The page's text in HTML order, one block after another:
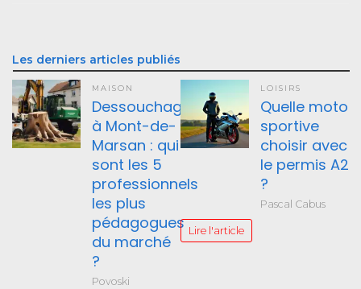
Les derniers articles publiés
MAISON
Dessouchage
à Mont-de-
Marsan : qui
sont les 5
professionnels
les plus
pédagogues
du marché
?
Povoski
LOISIRS
Quelle moto
sportive
choisir avec
le permis A2
?
Pascal Cabus
Lire l'article